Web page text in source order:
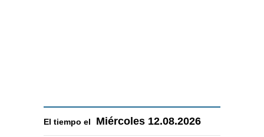
El tiempo el Miércoles 12.08.2026